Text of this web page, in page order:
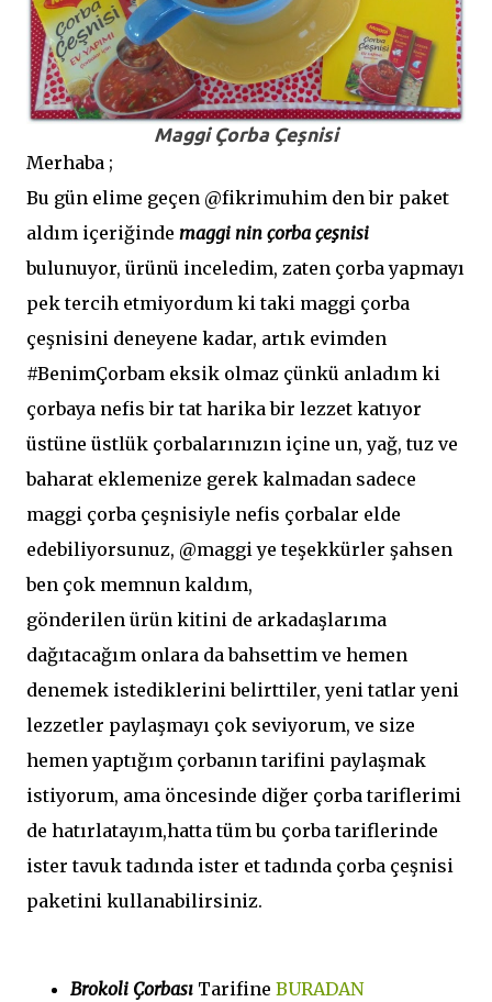
Maggi Çorba Çeşnisi
Merhaba ;
Bu gün elime geçen @fikrimuhim den bir paket
aldım içeriğinde maggi nin çorba çeşnisi
bulunuyor, ürünü inceledim, zaten çorba yapmayı
pek tercih etmiyordum ki taki maggi çorba
çeşnisini deneyene kadar, artık evimden
#BenimÇorbam eksik olmaz çünkü anladım ki
çorbaya nefis bir tat harika bir lezzet katıyor
üstüne üstlük çorbalarınızın içine un, yağ, tuz ve
baharat eklemenize gerek kalmadan sadece
maggi çorba çeşnisiyle nefis çorbalar elde
edebiliyorsunuz, @maggi ye teşekkürler şahsen
ben çok memnun kaldım,
gönderilen ürün kitini de arkadaşlarıma
dağıtacağım onlara da bahsettim ve hemen
denemek istediklerini belirttiler, yeni tatlar yeni
lezzetler paylaşmayı çok seviyorum, ve size
hemen yaptığım çorbanın tarifini paylaşmak
istiyorum, ama öncesinde diğer çorba tariflerimi
de hatırlatayım,hatta tüm bu çorba tariflerinde
ister tavuk tadında ister et tadında çorba çeşnisi
paketini kullanabilirsiniz.
Brokoli Çorbası Tarifine BURADAN